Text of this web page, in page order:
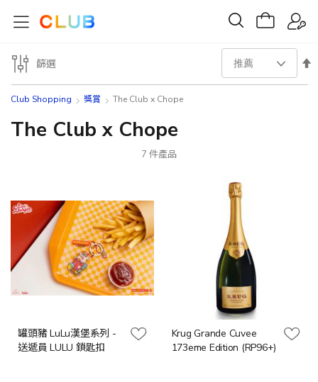
Club Shopping 獎賞 The Club x Chope
The Club x Chope
7 件產品
設
罐頭豬 LuLu漢堡系列 -
送遞員 LULU 鎖匙扣
Krug Grande Cuvee
173eme Edition (RP96+)
篩選